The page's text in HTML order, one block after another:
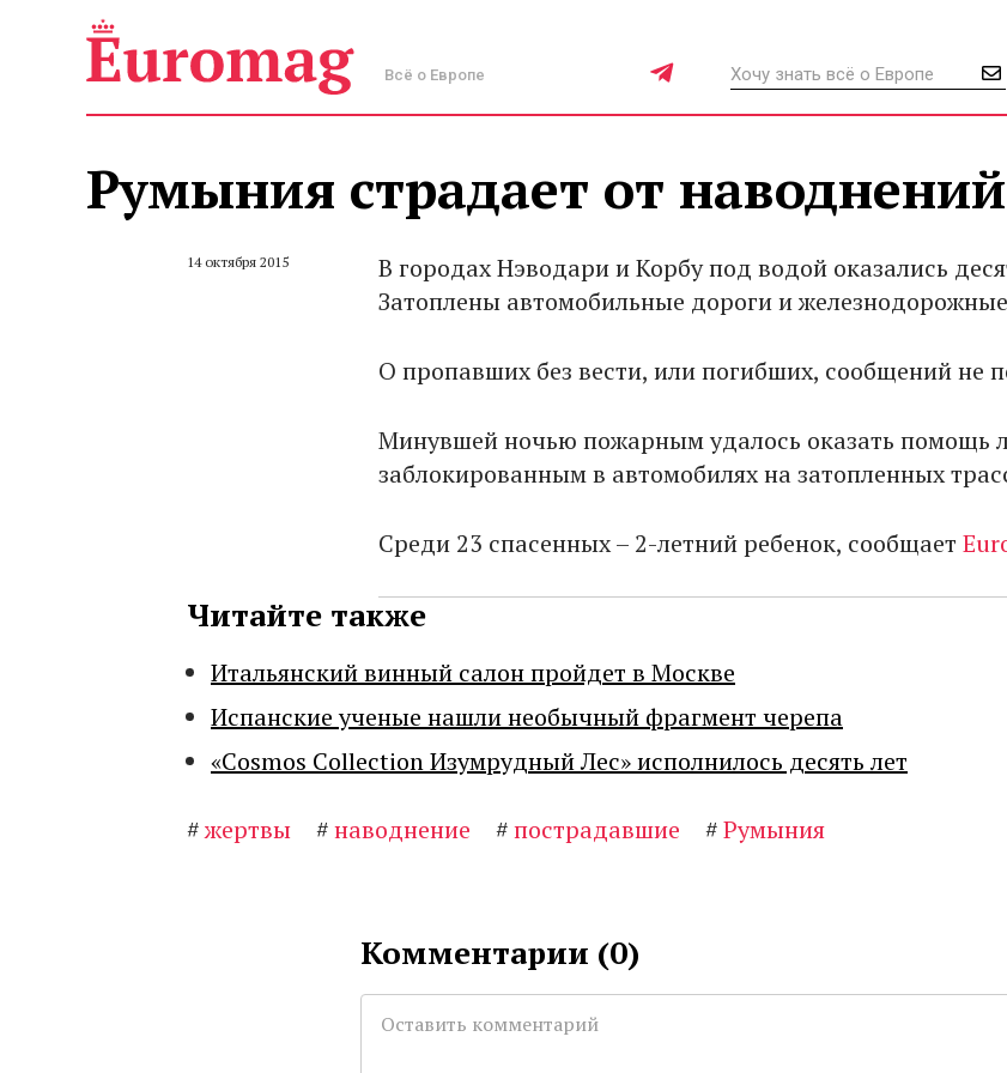
Всё о Европе
Румыния страдает от наводнений
14 октября 2015
В городах Нэводари и Корбу под водой оказались
Затоплены автомобильные дороги и
О пропавших без вести, или погибших, сообщений не
Минувшей ночью пожарным удалось оказать помощь
заблокированным в автомобилях на затопленных
Среди 23 спасенных – 2-летний ребенок, сообщает
Читайте также
Итальянский винный салон пройдет в Москве
Испанские ученые нашли необычный фрагмент черепа
«Cosmos Collection Изумрудный Лес» исполнилось десять лет
#жертвы #наводнение #пострадавшие #Румыния
Комментарии (0)